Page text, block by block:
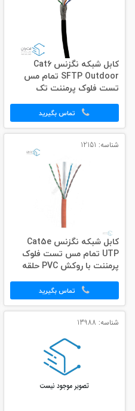
کابل شبکه نگزنس Cat6
SFTP Outdoor تمام مس
تست فلوک پرمننت تک
روکشه PE (پلی اتیلن) حلقه
تماس بگیرید
شناسه: 12151
کابل شبکه نگزنس Cat5e
UTP تمام مس تست فلوک
پرمننت با روکش PVC حلقه
305 متری
تماس بگیرید
شناسه: 13988